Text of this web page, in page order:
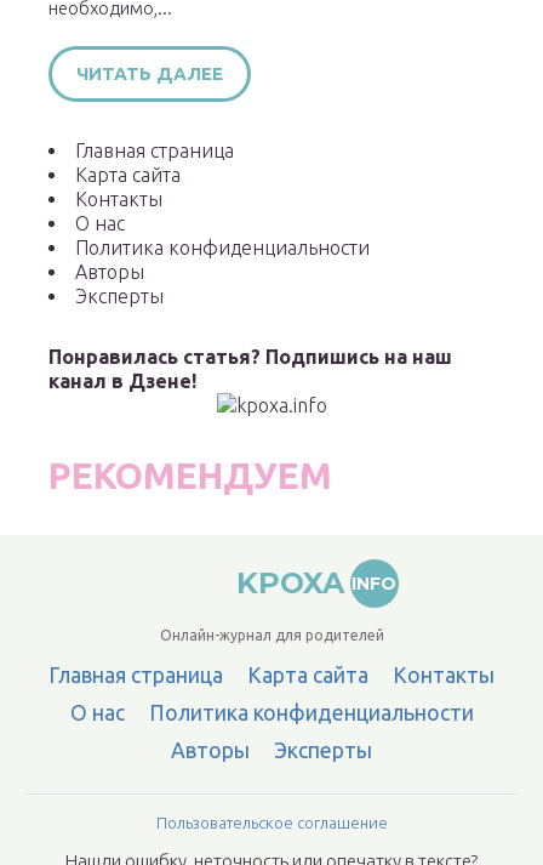
необходимо,...
ЧИТАТЬ ДАЛЕЕ
Главная страница
Карта сайта
Контакты
О нас
Политика конфиденциальности
Авторы
Эксперты
Понравилась статья? Подпишись на наш
канал в Дзене!
РЕКОМЕНДУЕМ
KPOXA INFO
Онлайн-журнал для родителей
Главная страница Карта сайта
Контакты
О нас
Политика конфиденциальности
Авторы
Эксперты
Пользовательское соглашение